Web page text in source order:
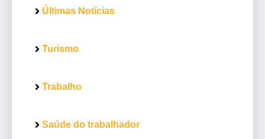
Últimas Notícias
Turismo
Trabalho
Saúde do trabalhador